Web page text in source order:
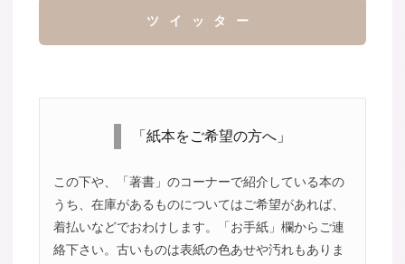
ツイッター
「紙本をご希望の方へ」
この下や、「著書」のコーナーで紹介している本の
うち、在庫があるものについてはご希望があれば、
着払いなどでおわけします。「お手紙」欄からご連
絡下さい。古いものは表紙の色あせや汚れもありま